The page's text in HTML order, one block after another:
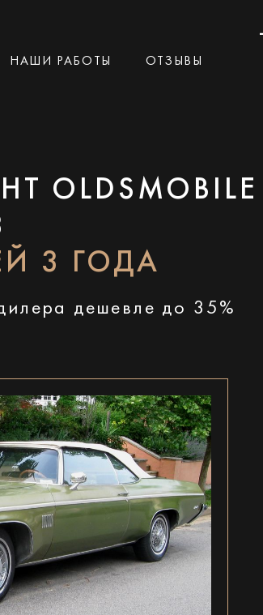
НАШИ РАБОТЫ ОТЗЫВЫ
OLDSMOBILE
3 ГОДА
дешевле до 35%